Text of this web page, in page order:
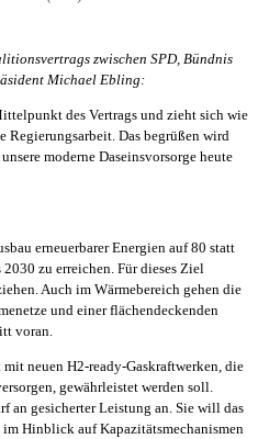
zwischen SPD, Bündnis
Michael Ebling:
des Vertrags und zieht sich wie
Regierungsarbeit. Das begrüßen wird
moderne Daseinsvorsorge heute
erneuerbarer Energien auf 80 statt
zu erreichen. Für dieses Ziel
Auch im Wärmebereich gehen die
und einer flächendeckenden
voran.
neuen H2-ready-Gaskraftwerken, die
gewährleistet werden soll.
an gesicherter Leistung an. Sie will das
Hinblick auf Kapazitätsmechanismen